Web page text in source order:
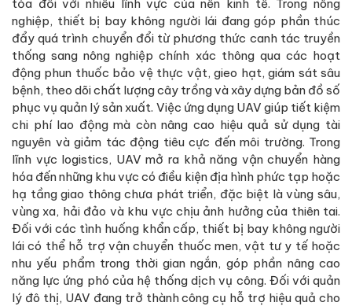
tỏa đối với nhiều lĩnh vực của nền kinh tế. Trong nông
nghiệp, thiết bị bay không người lái đang góp phần thúc
đẩy quá trình chuyển đổi từ phương thức canh tác truyền
thống sang nông nghiệp chính xác thông qua các hoạt
động phun thuốc bảo vệ thực vật, gieo hạt, giám sát sâu
bệnh, theo dõi chất lượng cây trồng và xây dựng bản đồ số
phục vụ quản lý sản xuất. Việc ứng dụng UAV giúp tiết kiệm
chi phí lao động mà còn nâng cao hiệu quả sử dụng tài
nguyên và giảm tác động tiêu cực đến môi trường. Trong
lĩnh vực logistics, UAV mở ra khả năng vận chuyển hàng
hóa đến những khu vực có điều kiện địa hình phức tạp hoặc
hạ tầng giao thông chưa phát triển, đặc biệt là vùng sâu,
vùng xa, hải đảo và khu vực chịu ảnh hưởng của thiên tai.
Đối với các tình huống khẩn cấp, thiết bị bay không người
lái có thể hỗ trợ vận chuyển thuốc men, vật tư y tế hoặc
nhu yếu phẩm trong thời gian ngắn, góp phần nâng cao
năng lực ứng phó của hệ thống dịch vụ công. Đối với quản
lý đô thị, UAV đang trở thành công cụ hỗ trợ hiệu quả cho